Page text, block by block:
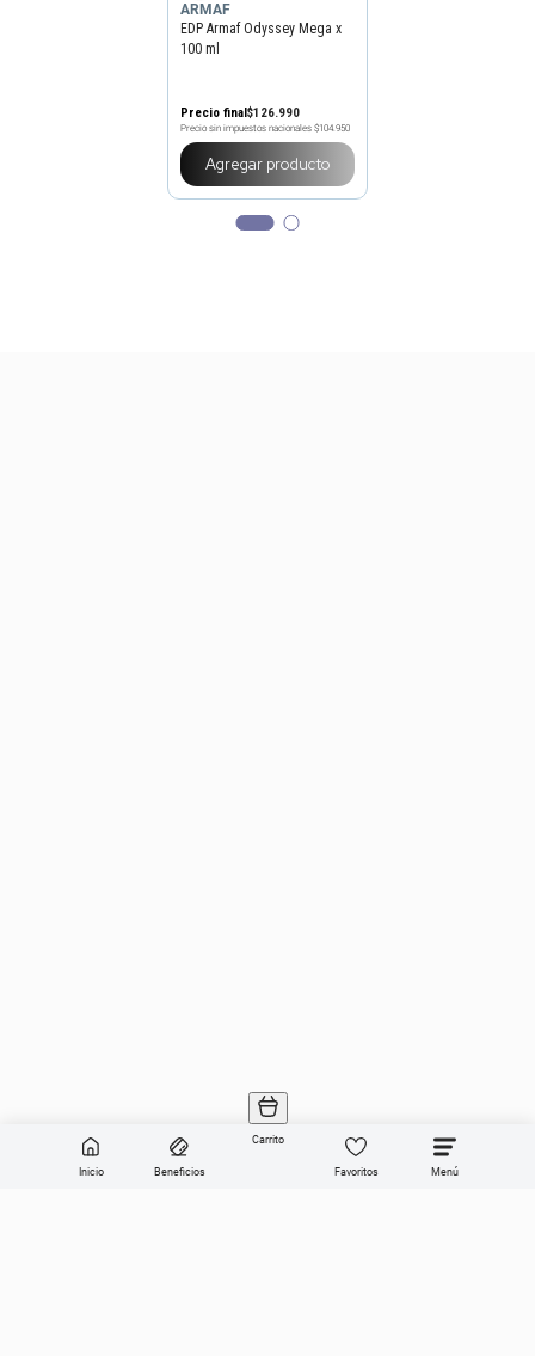
Inicio Beneficios
Carrito
Favoritos
ARMAF
EDP Armaf Odyssey Mega x
100 ml
Precio final$126.990
Precio sin impuestos nacionales $104.950
Agregar producto